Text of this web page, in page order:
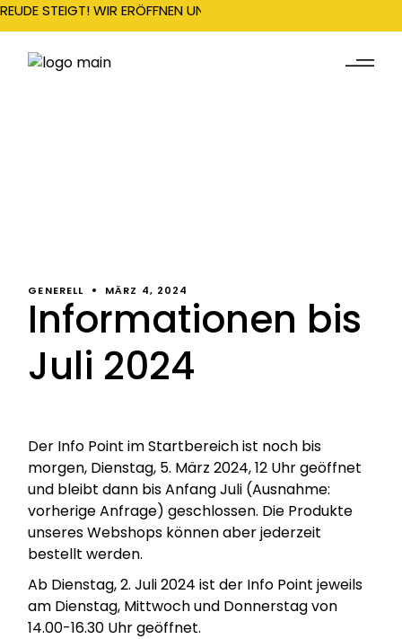
STEIGT! WIR ERÖFFNEN UNSERE SAISON AM 22.
GENERELL MÄRZ 4, 2024
Informationen bis
Juli 2024
Der Info Point im Startbereich ist noch bis
morgen, Dienstag, 5. März 2024, 12 Uhr geöffnet
und bleibt dann bis Anfang Juli (Ausnahme:
vorherige Anfrage) geschlossen. Die Produkte
unseres Webshops können aber jederzeit
bestellt werden.
Ab Dienstag, 2. Juli 2024 ist der Info Point jeweils
am Dienstag, Mittwoch und Donnerstag von
14.00-16.30 Uhr geöffnet.